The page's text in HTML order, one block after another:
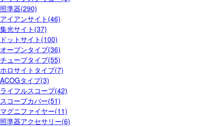
照準器(290)
アイアンサイト(46)
集光サイト(37)
ドットサイト(100)
オープンタイプ(36)
チューブタイプ(55)
ホロサイトタイプ(7)
ACOGタイプ(3)
ライフルスコープ(42)
スコープカバー(51)
マグニファイヤー(11)
照準器アクセサリー(6)